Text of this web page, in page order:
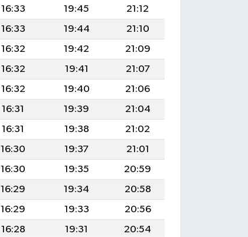
16:33 19:45
21:12
16:33 19:44
21:10
16:32 19:42
21:09
16:32 19:41
21:07
16:32 19:40
21:06
16:31 19:39
21:04
16:31 19:38
21:02
16:30 19:37
21:01
16:30 19:35
20:59
16:29 19:34
20:58
16:29 19:33
20:56
16:28 19:31
20:54